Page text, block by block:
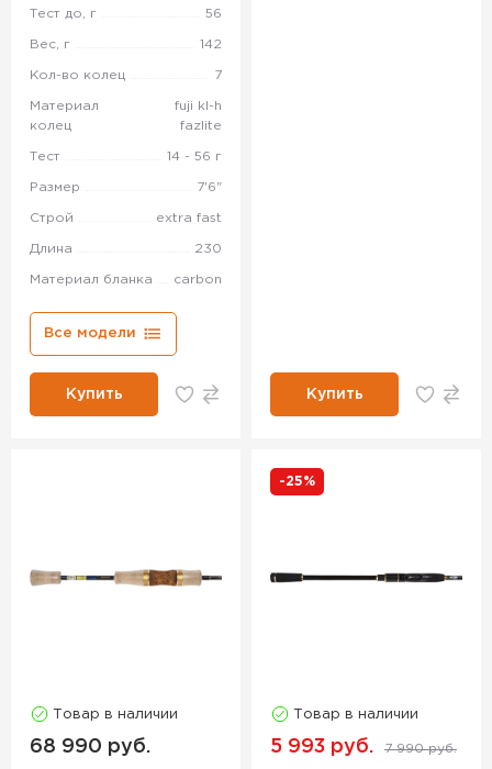
Тест до, г 56
Вес, г 142
Кол-во колец 7
Материал
колец
fuji kl-h
fazlite
Тест 14 - 56 г
Размер 7'6"
Строй extra fast
Длина 230
Материал бланка carbon
Все модели
Купить Купить
Товар в наличии
68 990 руб.
-25%
Товар в наличии
5 993 руб. 7 990 руб.